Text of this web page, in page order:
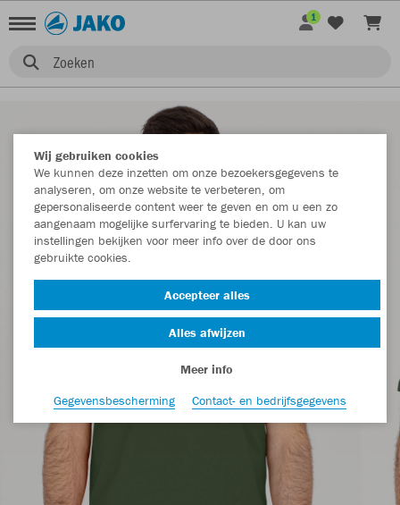
Zoeken
1
Wij gebruiken cookies
We kunnen deze inzetten om onze bezoekersgegevens te
analyseren, om onze website te verbeteren, om
gepersonaliseerde content weer te geven en om u een zo
aangenaam mogelijke surfervaring te bieden. U kan uw
instellingen bekijken voor meer info over de door ons
gebruikte cookies.
Accepteer alles
Alles afwijzen
Meer info
Gegevensbescherming
Contact- en bedrijfsgegevens